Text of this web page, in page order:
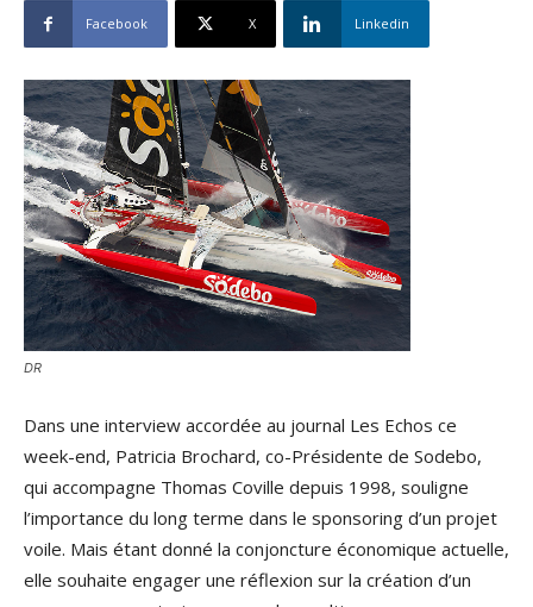
Facebook X Linkedin
DR
Dans une interview accordée au journal Les Echos ce
week-end, Patricia Brochard, co-Présidente de Sodebo,
qui accompagne Thomas Coville depuis 1998, souligne
l’importance du long terme dans le sponsoring d’un projet
voile. Mais étant donné la conjoncture économique actuelle,
elle souhaite engager une réflexion sur la création d’un